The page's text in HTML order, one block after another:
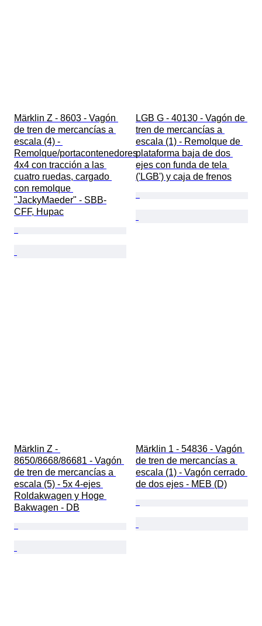
Märklin Z - 8603 - Vagón
de tren de mercancías a
escala (4) -
Remolque/portacontenedores
4x4 con tracción a las
cuatro ruedas, cargado
con remolque
"JackyMaeder" - SBB-
CFF, Hupac
LGB G - 40130 - Vagón de
tren de mercancías a
escala (1) - Remolque de
plataforma baja de dos
ejes con funda de tela
('LGB') y caja de frenos
Märklin Z -
8650/8668/86681 - Vagón
de tren de mercancías a
escala (5) - 5x 4-ejes
Roldakwagen y Hoge
Bakwagen - DB
Märklin 1 - 54836 - Vagón
de tren de mercancías a
escala (1) - Vagón cerrado
de dos ejes - MEB (D)